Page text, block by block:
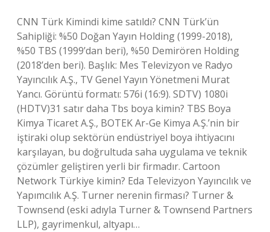
CNN Türk Kimindi kime satıldı? CNN Türk’ün
Sahipliği: %50 Doğan Yayın Holding (1999-2018),
%50 TBS (1999’dan beri), %50 Demirören Holding
(2018’den beri). Başlık: Mes Televizyon ve Radyo
Yayıncılık A.Ş., TV Genel Yayın Yönetmeni Murat
Yancı. Görüntü formatı: 576i (16:9). SDTV) 1080i
(HDTV)31 satır daha Tbs boya kimin? TBS Boya
Kimya Ticaret A.Ş., BOTEK Ar-Ge Kimya A.Ş.’nin bir
iştiraki olup sektörün endüstriyel boya ihtiyacını
karşılayan, bu doğrultuda saha uygulama ve teknik
çözümler geliştiren yerli bir firmadır. Cartoon
Network Türkiye kimin? Eda Televizyon Yayıncılık ve
Yapımcılık A.Ş. Turner nerenin firması? Turner &
Townsend (eski adıyla Turner & Townsend Partners
LLP), gayrimenkul, altyapı…